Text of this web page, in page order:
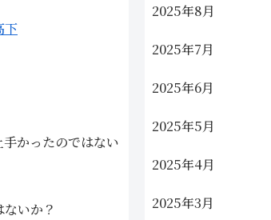
下
かったのではない
いか？
2025年8月
2025年7月
2025年6月
2025年5月
2025年4月
2025年3月